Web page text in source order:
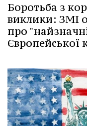
Боротьба з
виклики: ЗМІ
про
Європейської